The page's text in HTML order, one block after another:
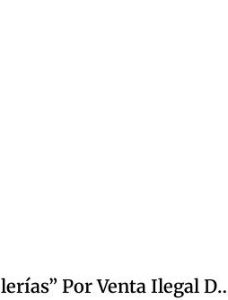
Cuautitlán Izcalli Cierra 65 “chelerías” Por